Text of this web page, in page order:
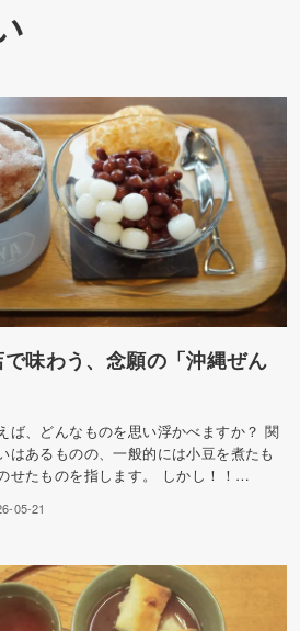
味わう、念願の「沖縄ぜん
ば、どんなものを思い浮かべますか？ 関
はあるものの、一般的には小豆を煮たも
せたものを指します。 しかし！！…
05-21